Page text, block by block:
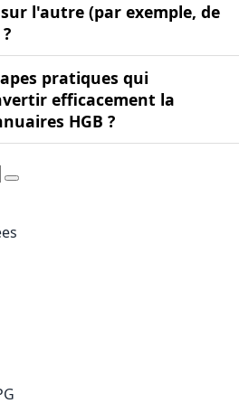
l'autre (par exemple, de
pratiques qui
efficacement la
HGB ?